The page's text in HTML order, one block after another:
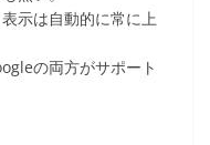
示は自動的に常に上
の両方がサポート